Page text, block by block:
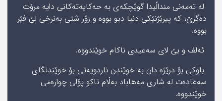
لە تەمەنى منداڵیدا گوێچکەى بە حەکایەتەکانی دایە مرۆت
دەگرێ، کە پیرێژنێکی دنیا دیو بووە و زۆر شتی بەنرخی لێ فێر
بووە.
ئەلف ‌و بێ لای سەعیدی ناکام خوێندووە.
باوکی بۆ درێژە دان بە خوێندن ناردویەتى بۆ خوێندنگاى
سەعادەت لە شارى مەھاباد بەڵام تاکو پۆلی چواره‌مى
خوێندووە.